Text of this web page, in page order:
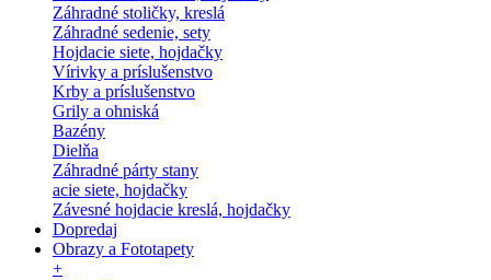
Záhradné stoličky, kreslá
Záhradné sedenie, sety
Hojdacie siete, hojdačky
Vírivky a príslušenstvo
Krby a príslušenstvo
Grily a ohniská
Bazény
Dielňa
Záhradné párty stany
acie siete, hojdačky
Závesné hojdacie kreslá, hojdačky
Dopredaj
Obrazy a Fototapety
+